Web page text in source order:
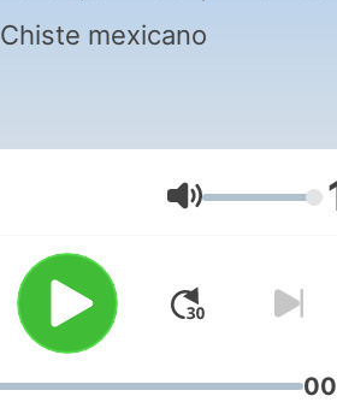
Chiste mexicano
Volumen